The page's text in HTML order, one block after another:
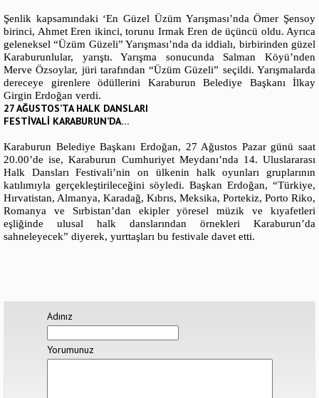
Şenlik kapsamındaki ‘En Güzel Üzüm Yarışması’nda Ömer Şensoy
birinci, Ahmet Eren ikinci, torunu Irmak Eren de üçüncü oldu. Ayrıca
geleneksel “Üzüm Güzeli” Yarışması’nda da iddialı, birbirinden güzel
Karaburunlular, yarıştı. Yarışma sonucunda Salman Köyü’nden
Merve Özsoylar, jüri tarafından “Üzüm Güzeli” seçildi. Yarışmalarda
dereceye girenlere ödüllerini Karaburun Belediye Başkanı İlkay
Girgin Erdoğan verdi.
27 AĞUSTOS’TA HALK DANSLARI
FESTİVALİ KARABURUN’DA…
Karaburun Belediye Başkanı Erdoğan, 27 Ağustos Pazar günü saat
20.00’de ise, Karaburun Cumhuriyet Meydanı’nda 14. Uluslararası
Halk Dansları Festivali’nin on ülkenin halk oyunları gruplarının
katılımıyla gerçekleştirileceğini söyledi. Başkan Erdoğan, “Türkiye,
Hırvatistan, Almanya, Karadağ, Kıbrıs, Meksika, Portekiz, Porto Riko,
Romanya ve Sırbistan’dan ekipler yöresel müzik ve kıyafetleri
eşliğinde ulusal halk danslarından örnekleri Karaburun’da
sahneleyecek” diyerek, yurttaşları bu festivale davet etti.
Adınız
Yorumunuz